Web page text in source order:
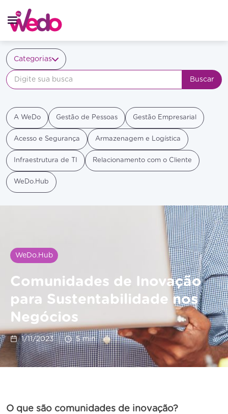
Categorias
A WeDo Gestão de Pessoas Gestão Empresarial
Acesso e Segurança Armazenagem e Logística
Infraestrutura de TI Relacionamento com o Cliente
WeDo.Hub
WeDo.Hub
Comunidades de Inovação
para Sustentabilidade nos
Negócios
1/11/2023 5min
O que são comunidades de inovação?